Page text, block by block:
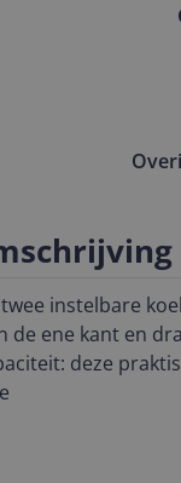
instelbare
de ene kant en
deze